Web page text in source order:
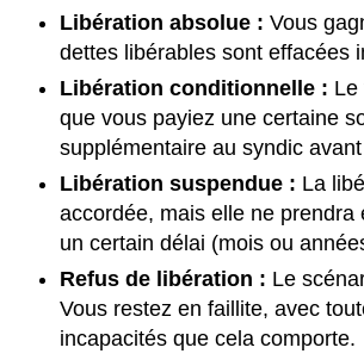
Libération absolue : Vous
dettes libérables sont effacées
Libération conditionnelle : Le
que vous payiez une certaine
supplémentaire au syndic avant
Libération suspendue : La
accordée, mais elle ne prendra
un certain délai (mois ou
Refus de libération : Le
Vous restez en faillite, avec
incapacités que cela comporte.